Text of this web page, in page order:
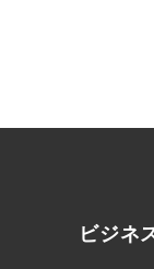
ビジネ